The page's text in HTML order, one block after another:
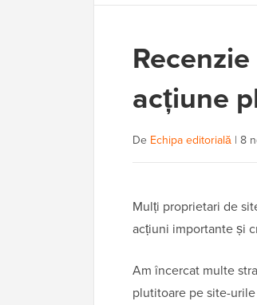
acțiune
De Echipa editorială | 8
Mulți proprietari de
acțiuni importante și
Am încercat multe
plutitoare pe site-